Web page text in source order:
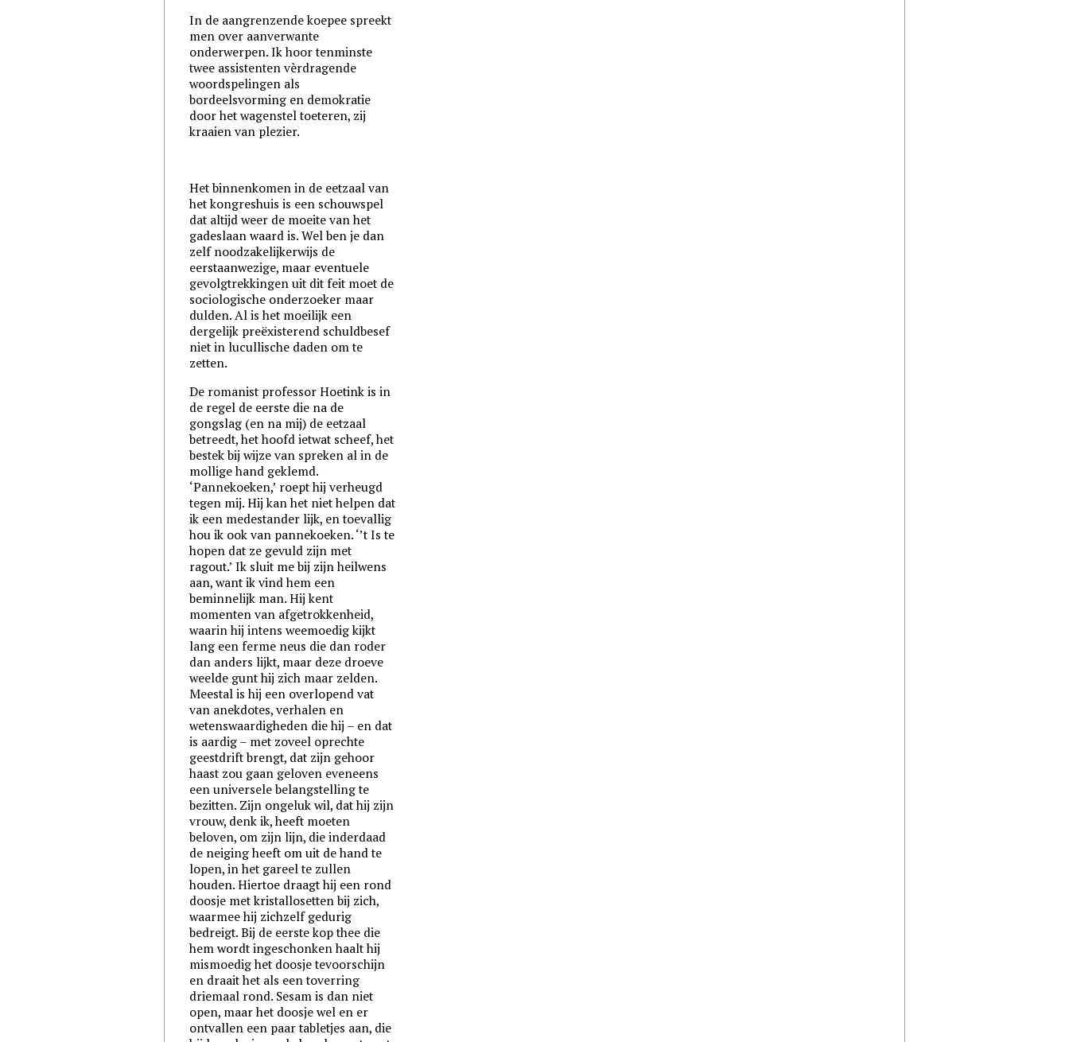
In de aangrenzende koepee spreekt
men over aanverwante
onderwerpen. Ik hoor tenminste
twee assistenten vèrdragende
woordspelingen als
bordeelsvorming en demokratie
door het wagenstel toeteren, zij
kraaien van plezier.
Het binnenkomen in de eetzaal van
het kongreshuis is een schouwspel
dat altijd weer de moeite van het
gadeslaan waard is. Wel ben je dan
zelf noodzakelijkerwijs de
eerstaanwezige, maar eventuele
gevolgtrekkingen uit dit feit moet de
sociologische onderzoeker maar
dulden. Al is het moeilijk een
dergelijk preëxisterend schuldbesef
niet in lucullische daden om te
zetten.
De romanist professor Hoetink is in
de regel de eerste die na de
gongslag (en na mij) de eetzaal
betreedt, het hoofd ietwat scheef, het
bestek bij wijze van spreken al in de
mollige hand geklemd.
‘Pannekoeken,’ roept hij verheugd
tegen mij. Hij kan het niet helpen dat
ik een medestander lijk, en toevallig
hou ik ook van pannekoeken. ‘’t Is te
hopen dat ze gevuld zijn met
ragout.’ Ik sluit me bij zijn heilwens
aan, want ik vind hem een
beminnelijk man. Hij kent
momenten van afgetrokkenheid,
waarin hij intens weemoedig kijkt
lang een ferme neus die dan roder
dan anders lijkt, maar deze droeve
weelde gunt hij zich maar zelden.
Meestal is hij een overlopend vat
van anekdotes, verhalen en
wetenswaardigheden die hij – en dat
is aardig – met zoveel oprechte
geestdrift brengt, dat zijn gehoor
haast zou gaan geloven eveneens
een universele belangstelling te
bezitten. Zijn ongeluk wil, dat hij zijn
vrouw, denk ik, heeft moeten
beloven, om zijn lijn, die inderdaad
de neiging heeft om uit de hand te
lopen, in het gareel te zullen
houden. Hiertoe draagt hij een rond
doosje met kristallosetten bij zich,
waarmee hij zichzelf gedurig
bedreigt. Bij de eerste kop thee die
hem wordt ingeschonken haalt hij
mismoedig het doosje tevoorschijn
en draait het als een toverring
driemaal rond. Sesam is dan niet
open, maar het doosje wel en er
ontvallen een paar tabletjes aan, die